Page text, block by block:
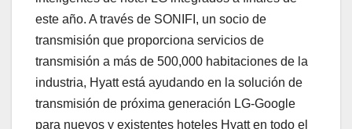
este año. A través de SONIFI, un socio de
transmisión que proporciona servicios de
transmisión a más de 500,000 habitaciones de la
industria, Hyatt está ayudando en la solución de
transmisión de próxima generación LG-Google
para nuevos y existentes hoteles Hyatt en todo el